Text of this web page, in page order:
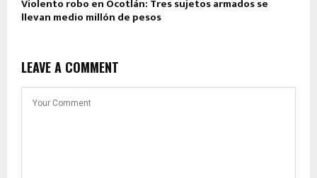
Violento robo en Ocotlán: Tres sujetos armados se
llevan medio millón de pesos
LEAVE A COMMENT